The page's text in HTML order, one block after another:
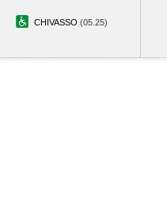
CHIVASSO (05.25)